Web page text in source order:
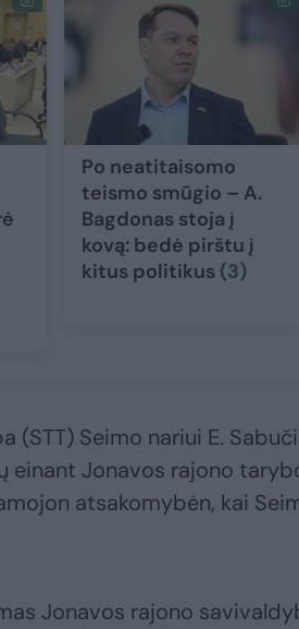
Po neatitaisomo
teismo smūgio – A.
Bagdonas stoja į
kovą: bedė pirštu į
kitus politikus (3)
Seimo nariui E.
einant Jonavos rajono
atsakomybėn, kai
Jonavos rajono